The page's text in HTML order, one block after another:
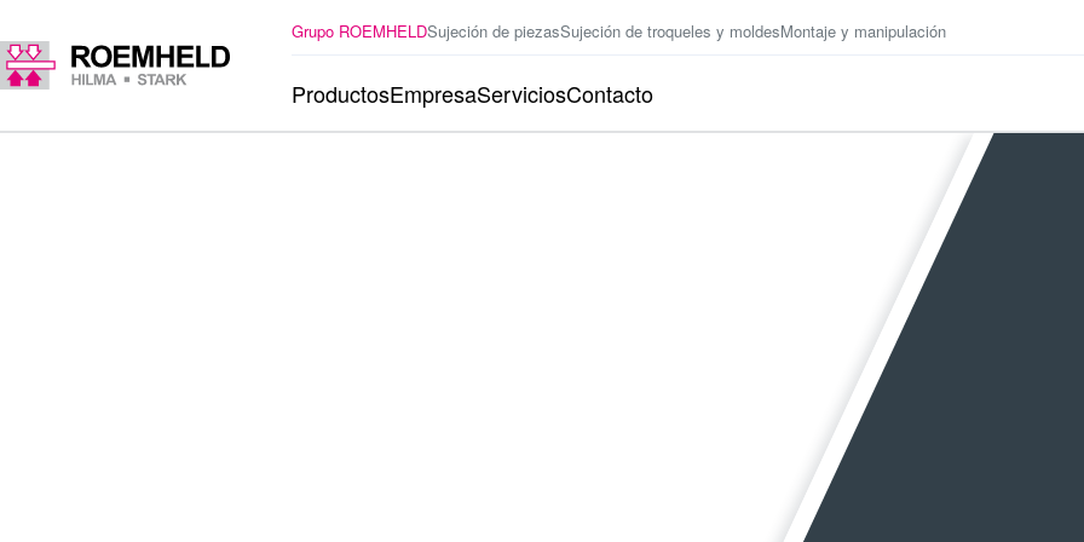
Grupo ROEMHELDSujeción de piezasSujeción de troqueles y moldesMontaje y manipulación
ProductosEmpresaServiciosContacto